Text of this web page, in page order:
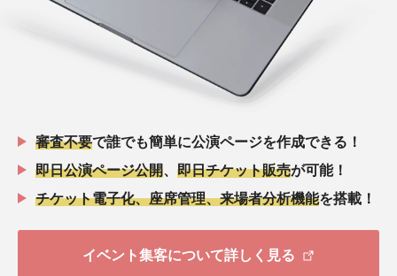
審査不要で誰でも簡単に公演ページを作成できる！
即日公演ページ公開
即日チケット販売が可能！
チケット電子化、座席管理、来場者分析機能を搭載！
イベント集客について詳しく見る